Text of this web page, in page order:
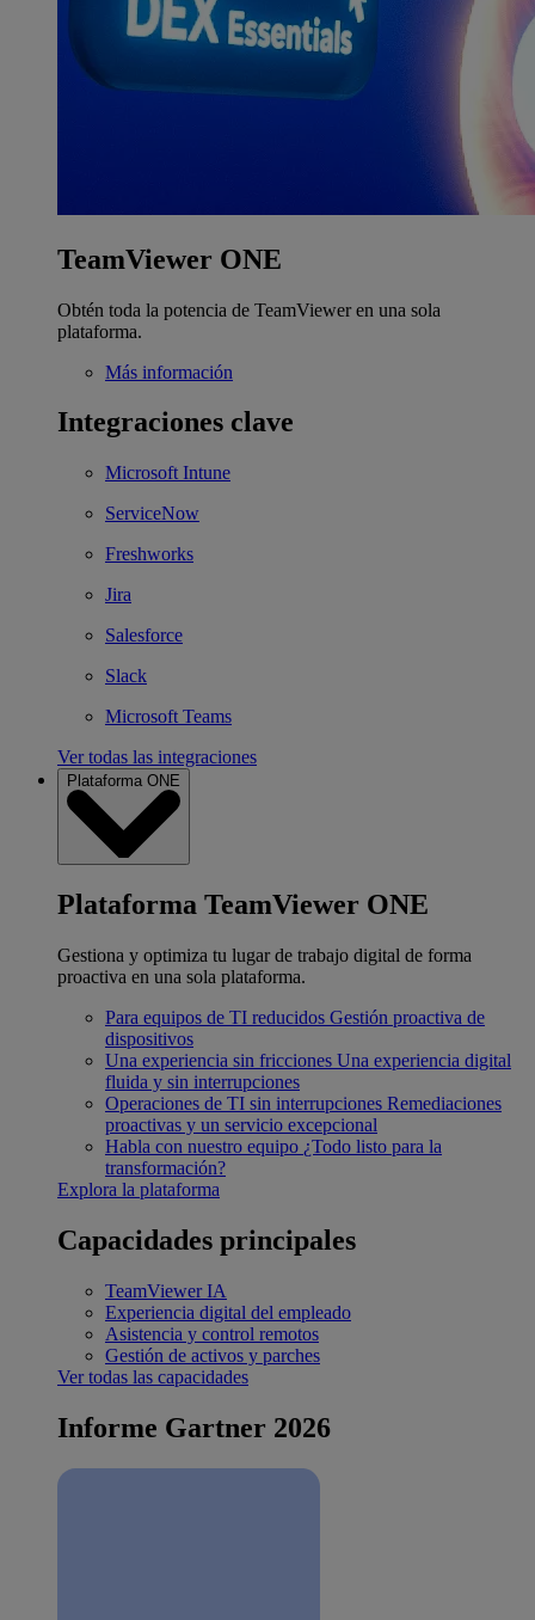
TeamViewer ONE
Obtén toda la potencia de TeamViewer en una sola
plataforma.
Más información
Integraciones clave
Microsoft Intune
ServiceNow
Freshworks
Jira
Salesforce
Slack
Microsoft Teams
Ver todas las integraciones
Plataforma ONE
Plataforma TeamViewer ONE
Gestiona y optimiza tu lugar de trabajo digital de forma
proactiva en una sola plataforma.
Para equipos de TI reducidos Gestión proactiva de
dispositivos
Una experiencia sin fricciones Una experiencia digital
fluida y sin interrupciones
Operaciones de TI sin interrupciones Remediaciones
proactivas y un servicio excepcional
Habla con nuestro equipo ¿Todo listo para la
transformación?
Explora la plataforma
Capacidades principales
TeamViewer IA
Experiencia digital del empleado
Asistencia y control remotos
Gestión de activos y parches
Ver todas las capacidades
Informe Gartner 2026